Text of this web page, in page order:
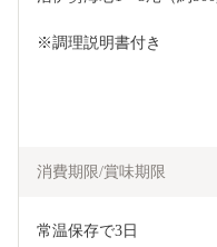
※調理説明書付き
消費期限/賞味期限
常温保存で3日